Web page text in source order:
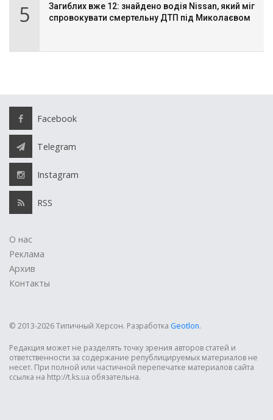
5
Загиблих вже 12: знайдено водія Nissan, який міг
спровокувати смертельну ДТП під Миколаєвом
Facebook
Telegram
Instagram
RSS
О нас
Реклама
Архив
Контакты
© 2013-2026 Типичный Херсон. Разработка Geotlon.
Редакция может не разделять точку зрения авторов статей и
ответственности за содержание републицируемых материалов не
несет. При полной или частичной перепечатке материалов сайта
ссылка на http://t.ks.ua обязательна.